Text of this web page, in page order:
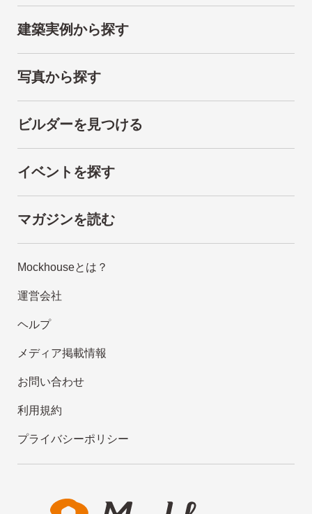
建築実例から探す
写真から探す
ビルダーを見つける
イベントを探す
マガジンを読む
Mockhouseとは？
運営会社
ヘルプ
メディア掲載情報
お問い合わせ
利用規約
プライバシーポリシー